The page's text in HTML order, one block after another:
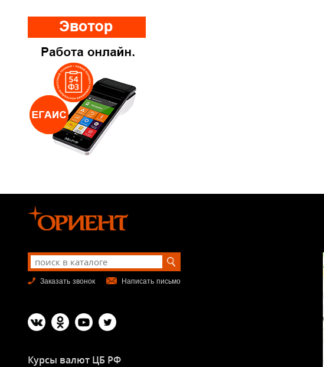
Заказать звонок Написать письмо
Курсы валют ЦБ РФ